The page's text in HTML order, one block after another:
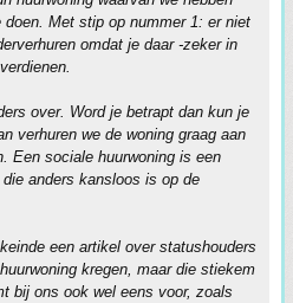
Met stip op nummer 1: er niet
omdat je daar -zeker in
over. Word je betrapt dan kun je
verhuren we de woning graag aan
Een sociale huurwoning is een
anders kansloos is op de
een artikel over statushouders
kregen, maar die stiekem
bij ons ook wel eens voor, zoals